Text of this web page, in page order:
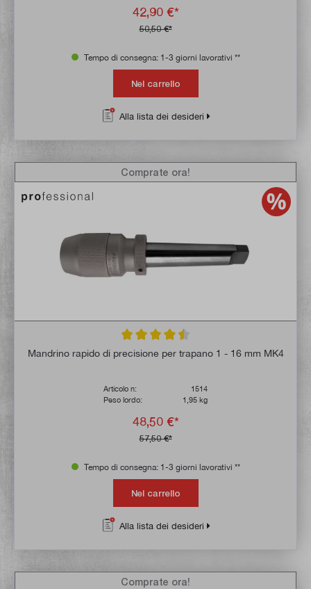
42,90 €*
50,50 €*
Tempo di consegna: 1-3 giorni lavorativi **
Nel carrello
Alla lista dei desideri
Valutazione media di 4.5 su 5 stelle
Mandrino rapido di precisione per trapano 1 - 16 mm MK4
Articolo n:
1514
Peso lordo:
1,95 kg
48,50 €*
57,50 €*
Comprate ora!
Tempo di consegna: 1-3 giorni lavorativi **
Nel carrello
Alla lista dei desideri
Comprate ora!